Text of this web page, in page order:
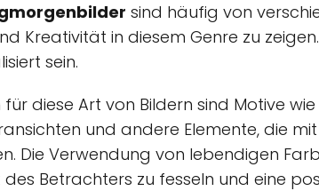
sind häufig von
Kreativität in diesem Genre zu
sein.
diese Art von Bildern sind Motive
und andere Elemente, die
Die Verwendung von lebendigen
Betrachters zu fesseln und eine